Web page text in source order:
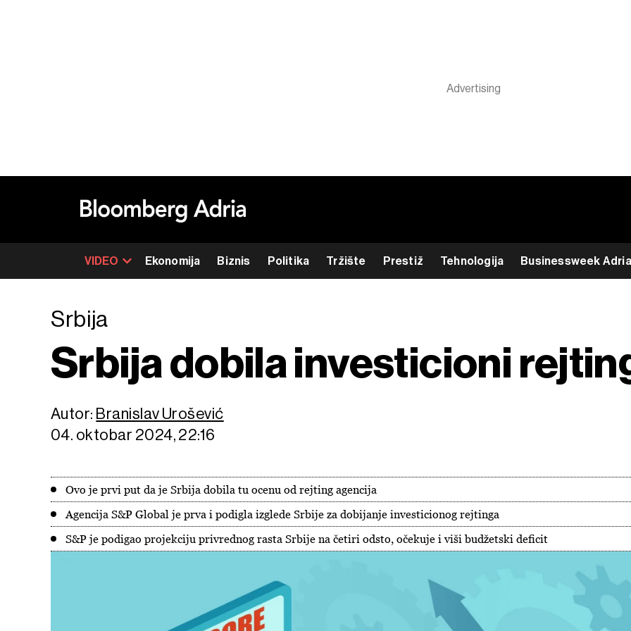
VIDEO Ekonomija Biznis Politika Tržište Prestiž Tehnologija Businessweek Adria
Srbija
Srbija dobila investicioni
Autor: Branislav Urošević
04. oktobar 2024, 22:16
Ovo je prvi put da je Srbija dobila tu ocenu od rejting agencija
Agencija S&P Global je prva i podigla izglede Srbije za dobijanje investicionog rejtinga
S&P je podigao projekciju privrednog rasta Srbije na četiri odsto, očekuje i viši budžetski deficit